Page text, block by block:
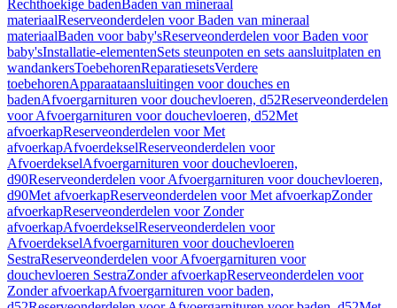
Rechthoekige badenBaden van mineraal
materiaalReserveonderdelen voor Baden van mineraal
materiaalBaden voor baby'sReserveonderdelen voor Baden voor
baby'sInstallatie-elementenSets steunpoten en sets aansluitplaten en
wandankersToebehorenReparatiesetsVerdere
toebehorenApparaataansluitingen voor douches en
badenAfvoergarnituren voor douchevloeren, d52Reserveonderdelen
voor Afvoergarnituren voor douchevloeren, d52Met
afvoerkapReserveonderdelen voor Met
afvoerkapAfvoerdekselReserveonderdelen voor
AfvoerdekselAfvoergarnituren voor douchevloeren,
d90Reserveonderdelen voor Afvoergarnituren voor douchevloeren,
d90Met afvoerkapReserveonderdelen voor Met afvoerkapZonder
afvoerkapReserveonderdelen voor Zonder
afvoerkapAfvoerdekselReserveonderdelen voor
AfvoerdekselAfvoergarnituren voor douchevloeren
SestraReserveonderdelen voor Afvoergarnituren voor
douchevloeren SestraZonder afvoerkapReserveonderdelen voor
Zonder afvoerkapAfvoergarnituren voor baden,